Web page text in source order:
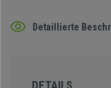
Detaillierte